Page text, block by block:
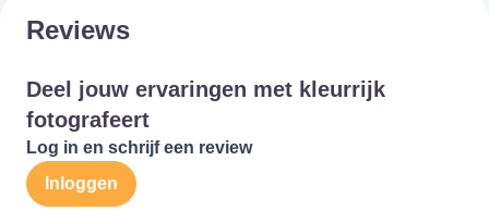
Reviews
Deel jouw ervaringen met kleurrijk
fotografeert
Log in en schrijf een review
Inloggen